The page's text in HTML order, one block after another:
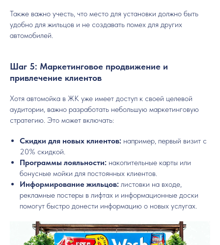
Также важно учесть, что место для установки должно быть
удобно для жильцов и не создавать помех для других
автомобилей.
Шаг 5: Маркетинговое продвижение и
привлечение клиентов
Хотя автомойка в ЖК уже имеет доступ к своей целевой
аудитории, важно разработать небольшую маркетинговую
стратегию. Это может включать:
Скидки для новых клиентов: например, первый визит с
20% скидкой.
Программы лояльности: накопительные карты или
бонусные мойки для постоянных клиентов.
Информирование жильцов: листовки на входе,
рекламные постеры в лифтах и информационные доски
помогут быстро донести информацию о новых услугах.